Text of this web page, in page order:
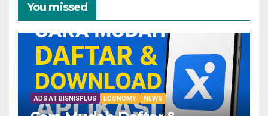
You missed
ADS AT BISNISPLUS ECONOMY NEWS